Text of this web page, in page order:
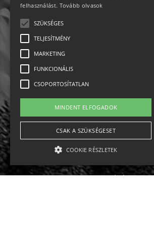
Állásajánlatok
Impresszum-kapcsolat
Jogi nyilatkozat
Rólunk
English
felhasználást. Tovább olvasok
SZÜKSÉGES
TELJESÍTMÉNY
MARKETING
FUNKCIONÁLIS
CSOPORTOSÍTATLAN
MINDENT ELFOGADOK
CSAK A SZÜKSÉGESET
COOKIE RÉSZLETEK